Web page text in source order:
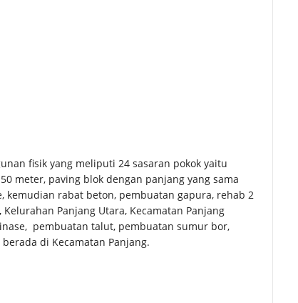
fisik yang meliputi 24 sasaran pokok yaitu
meter, paving blok dengan panjang yang sama
rabat beton, pembuatan gapura, rehab 2
Panjang Utara, Kecamatan Panjang
pembuatan talut, pembuatan sumur bor,
di Kecamatan Panjang.